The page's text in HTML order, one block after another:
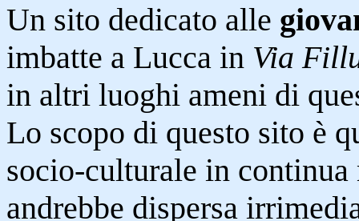
Un sito dedicato alle
imbatte a Lucca in Via
in altri luoghi ameni di
Lo scopo di questo sito è
socio-culturale in
andrebbe dispersa